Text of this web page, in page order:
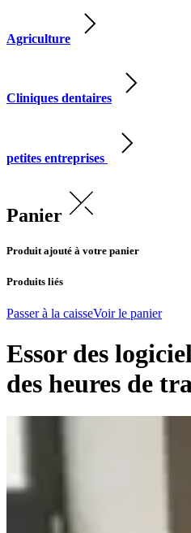
Agriculture
Cliniques dentaires
petites entreprises
Panier
Produit ajouté à votre panier
Produits liés
Passer à la caisseVoir le panier
Essor des
des heures de